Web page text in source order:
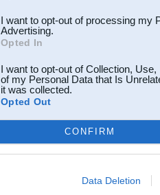
I want to opt-out of processing my
Advertising.
Opted In
I want to opt-out of Collection,
of my Personal Data that Is
it was collected.
Opted Out
CONFIRM
Data Deletion